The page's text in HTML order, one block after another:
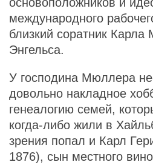
международного
близкий соратник
Энгельса.
У господина Мюллера
довольно накладное
генеалогию семей,
когда-либо жили в
зрения попал и Карл
1876), сын местного